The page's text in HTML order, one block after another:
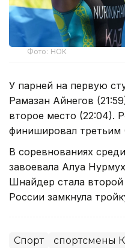
Фото: НОК
У парней на первую
Рамазан Айнегов
второе место (22:04).
финишировал третьим
В соревнованиях
завоевала Алуа
Шнайдер стала
России замкнула
Спорт спортсмены